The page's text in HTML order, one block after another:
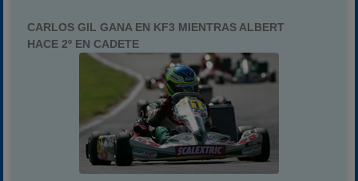
CARLOS GIL GANA EN KF3 MIENTRAS ALBERT
HACE 2º EN CADETE